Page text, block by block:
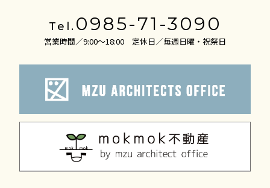
2026年1月
2025年12月
2025年11月
2025年10月
2025年9月
2025年8月
Tel. 0985-71-3090
営業時間／9:00～18:00 定休日／毎週日曜・祝祭日